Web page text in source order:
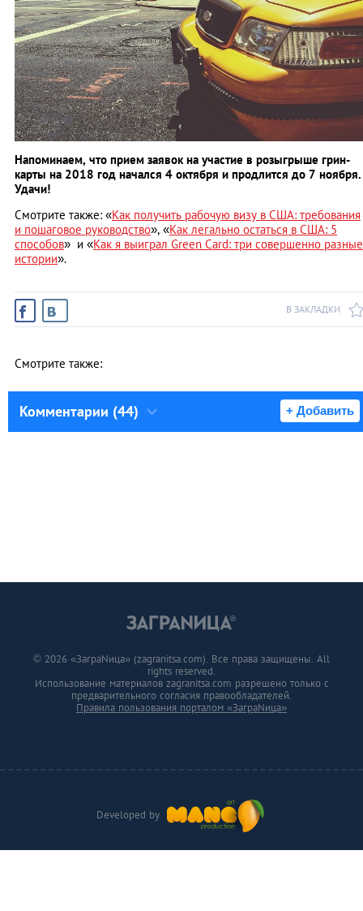
Напоминаем, что прием заявок на участие в розыгрыше грин-
карты на 2018 год начался 4 октября и продлится до 7 ноября.
Удачи!
Смотрите также: «Как получить рабочую визу в США: требования
и пошаговое руководство», «Как легально остаться в США: 5
способов» и «Как я выиграл Green Card: три совершенно разные
истории».
В ЗАКЛАДКИ
Смотрите также:
Комментарии (44) + Добавить
Developed by
© 2026 «ЗаграNица» (zagranitsa.com). Все права защищены. All
rights reserved.
Использование материалов zagranitsa.com разрешено только с
предварительного согласия правообладателей.
Правила пользования порталом «ЗаграNица»